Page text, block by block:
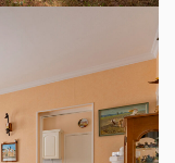
salle d'eau
WC, deux
le nombre